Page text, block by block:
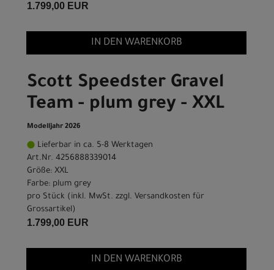
1.799,00 EUR
IN DEN WARENKORB
Scott Speedster Gravel
Team - plum grey - XXL
Modelljahr 2026
Lieferbar in ca. 5-8 Werktagen
Art.Nr. 4256888339014
Größe: XXL
Farbe: plum grey
pro Stück (inkl. MwSt. zzgl. Versandkosten für
Grossartikel)
1.799,00 EUR
IN DEN WARENKORB